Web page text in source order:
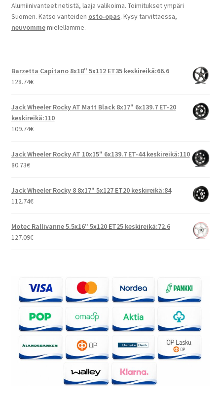
Alumiinivanteet netistä, laaja valikoima. Toimitukset ympäri
Suomen. Katso vanteiden osto-opas. Kysy tarvittaessa,
neuvommemielellämme.
Barzetta Capitano 8x18" 5x112 ET35 keskireikä:66.6
128.74€
Jack Wheeler Rocky AT Matt Black 8x17" 6x139.7 ET-20
keskireikä:110
109.74€
Jack Wheeler Rocky AT 10x15" 6x139.7 ET-44 keskireikä:110
80.73€
Jack Wheeler Rocky 8 8x17" 5x127 ET20 keskireikä:84
112.74€
Motec Rallivanne 5.5x16" 5x120 ET25 keskireikä:72.6
127.09€